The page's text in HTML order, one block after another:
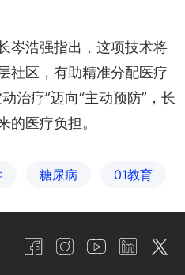
岑浩强指出，这项技术将
社区，有助精准分配医疗
治疗”迈向“主动预防”，长
的医疗负担。
糖尿病 01教育